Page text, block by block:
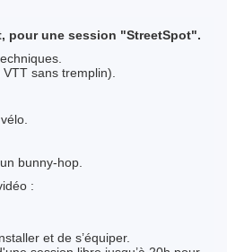
pour une session "StreetSpot".
sans tremplin).
bunny-hop.
:
et de s’équiper.